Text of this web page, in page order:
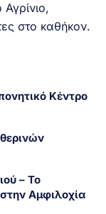
στο καθήκον.
Κέντρο
– Το
Αμφιλοχία